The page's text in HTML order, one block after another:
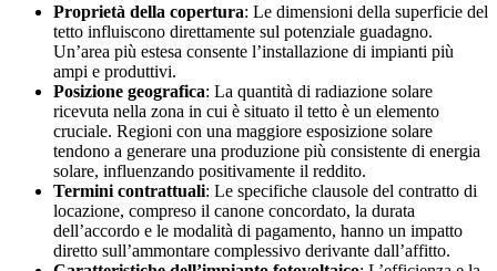
Proprietà della copertura: Le dimensioni della superficie del
tetto influiscono direttamente sul potenziale guadagno.
Un’area più estesa consente l’installazione di impianti più
ampi e produttivi.
Posizione geografica: La quantità di radiazione solare
ricevuta nella zona in cui è situato il tetto è un elemento
cruciale. Regioni con una maggiore esposizione solare
tendono a generare una produzione più consistente di energia
solare, influenzando positivamente il reddito.
Termini contrattuali: Le specifiche clausole del contratto di
locazione, compreso il canone concordato, la durata
dell’accordo e le modalità di pagamento, hanno un impatto
diretto sull’ammontare complessivo derivante dall’affitto.